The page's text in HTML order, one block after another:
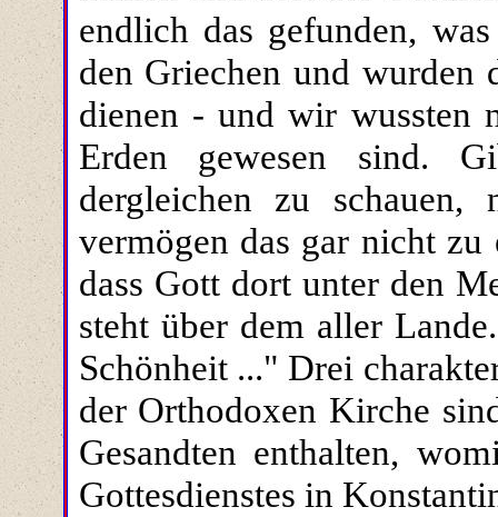
endlich das gefunden,
den Griechen und
dienen - und wir
Erden gewesen sind.
dergleichen zu
vermögen das gar nicht
dass Gott dort unter den
steht über dem aller
Schönheit ..." Drei
der Orthodoxen Kirche
Gesandten enthalten,
Gottesdienstes in